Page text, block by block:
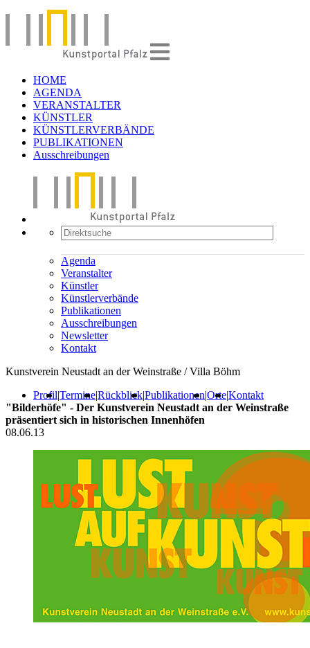
HOME
AGENDA
VERANSTALTER
KÜNSTLER
KÜNSTLERVERBÄNDE
PUBLIKATIONEN
Ausschreibungen
Agenda
Veranstalter
Künstler
Künstlerverbände
Publikationen
Ausschreibungen
Newsletter
Kontakt
Kunstverein Neustadt an der Weinstraße / Villa Böhm
Profil|Termine|Rückblick|Publikationen|Orte|Kontakt
"Bilderhöfe" - Der Kunstverein Neustadt an der Weinstraße
präsentiert sich in historischen Innenhöfen
08.06.13